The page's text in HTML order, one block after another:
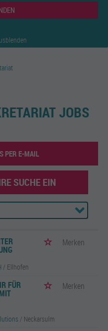
JOBS
PER E-MAIL
SUCHE EIN
Merken
/ Ellhofen
FÜR Merken
/ Neckarsulm